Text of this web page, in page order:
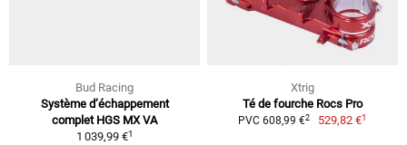
Bud Racing
Système d’échappement
complet HGS MX VA
1 039,99 €1
Xtrig
Té de fourche Rocs Pro
PVC 608,99 €2 529,82 €1